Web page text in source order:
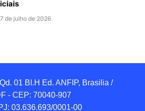
de julho de 2026
01 BI.H Ed. ANFIP, Brasilia /
- CEP: 70040-907
03.636.693/0001-00